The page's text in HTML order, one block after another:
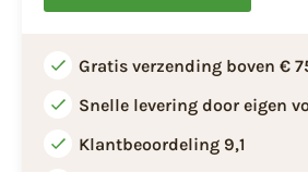
Gratis verzending boven €
Snelle levering door eigen
Klantbeoordeling 9,1